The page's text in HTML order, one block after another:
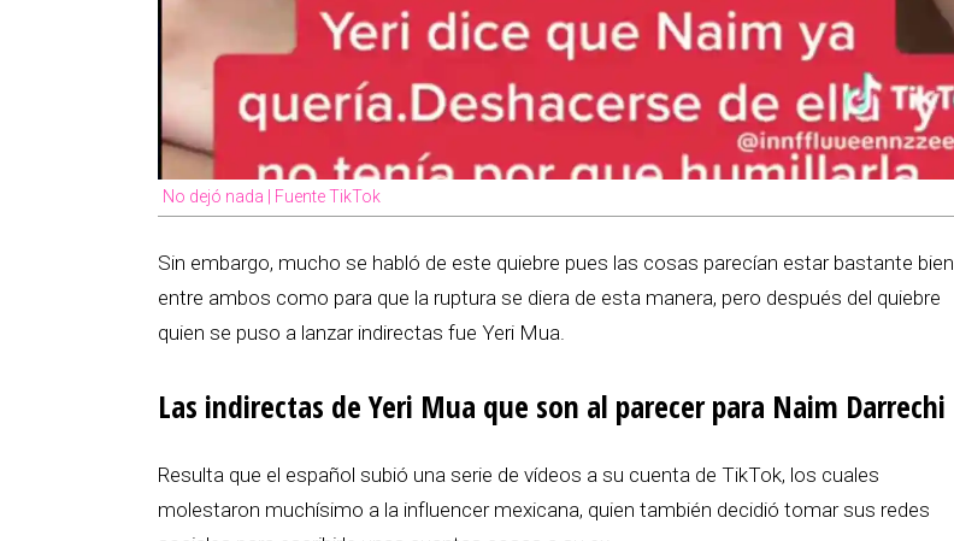
No dejó nada | Fuente TikTok
Sin embargo, mucho se habló de este quiebre pues las cosas parecían estar bastante bien
entre ambos como para que la ruptura se diera de esta manera, pero después del quiebre
quien se puso a lanzar indirectas fue Yeri Mua.
Las indirectas de Yeri Mua que son al parecer para Naim Darrechi
Resulta que el español subió una serie de vídeos a su cuenta de TikTok, los cuales
molestaron muchísimo a la influencer mexicana, quien también decidió tomar sus redes